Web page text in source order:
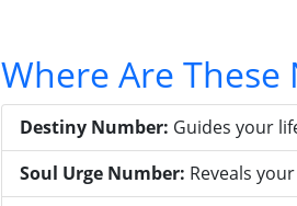
Where Are These
Destiny Number: Guides your
Soul Urge Number: Reveals